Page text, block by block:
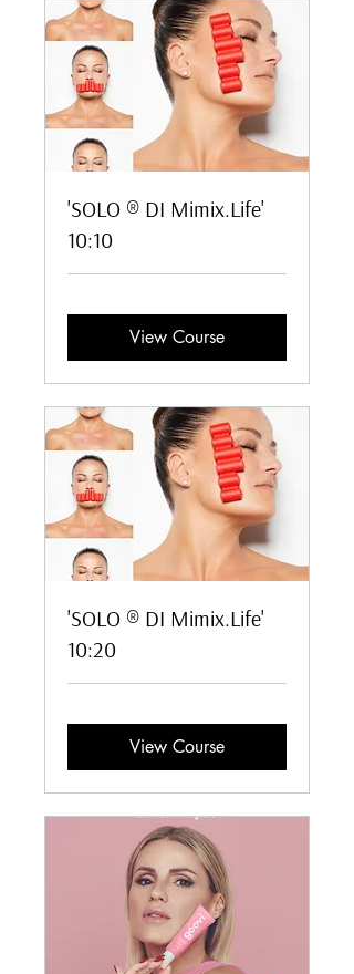
'SOLO ® DI Mimix.Life'
10:10
View Course
'SOLO ® DI Mimix.Life'
10:20
View Course